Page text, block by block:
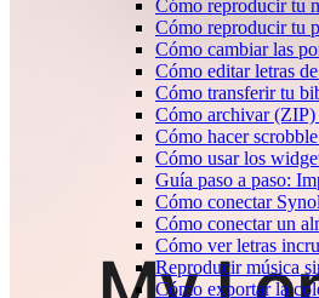
Cómo reproducir tu
Cómo reproducir tu
Cómo cambiar las
Cómo editar letras
Cómo transferir tu
Cómo archivar (ZIP)
Cómo hacer
Cómo usar los
Guía paso a paso:
Cómo conectar
Cómo conectar un
Cómo ver letras
Reproducir música
Cómo exportar la